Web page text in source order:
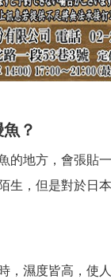
？
的地方，會張貼
，但是對於日
，濕度皆高，使